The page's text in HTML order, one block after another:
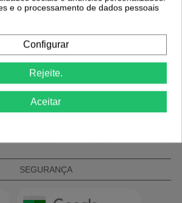
DE PAGAMENTO
SEGURANÇA
e o processamento de dados pessoais
Configurar
Rejeite.
Aceitar